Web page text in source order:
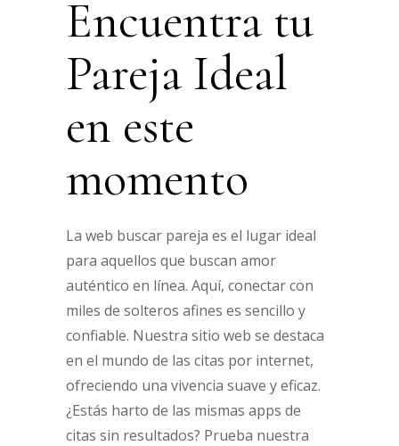
Encuentra tu
Pareja Ideal
en este
momento
La web buscar pareja es el lugar ideal
para aquellos que buscan amor
auténtico en línea. Aquí, conectar con
miles de solteros afines es sencillo y
confiable. Nuestra sitio web se destaca
en el mundo de las citas por internet,
ofreciendo una vivencia suave y eficaz.
¿Estás harto de las mismas apps de
citas sin resultados? Prueba nuestra